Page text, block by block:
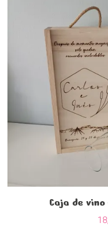
Caja de